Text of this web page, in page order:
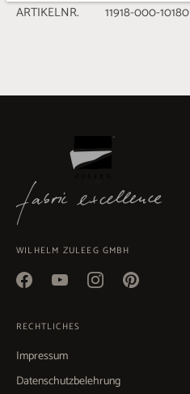
ARTIKELNR. 11918-000-10180
WILHELM ZULEEG GMBH
RECHTLICHES
Impressum
Datenschutzbelehrung